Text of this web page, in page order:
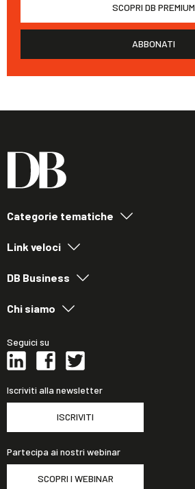
SCOPRI DB PREMIUM
ABBONATI
Categorie tematiche
Link veloci
DB Business
Chi siamo
Seguici su
Iscriviti alla newsletter
ISCRIVITI
Partecipa ai nostri webinar
SCOPRI I WEBINAR